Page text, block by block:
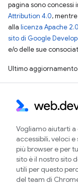
pagina sono concessi
Attribution 4.0,
alla licenza Apache 2.0
sito di Google
e/o delle sue
Ultimo
Vogliamo aiutarti a
accessibili, veloci
più browser e per
sito è il nostro sito
utili per questo
del team di